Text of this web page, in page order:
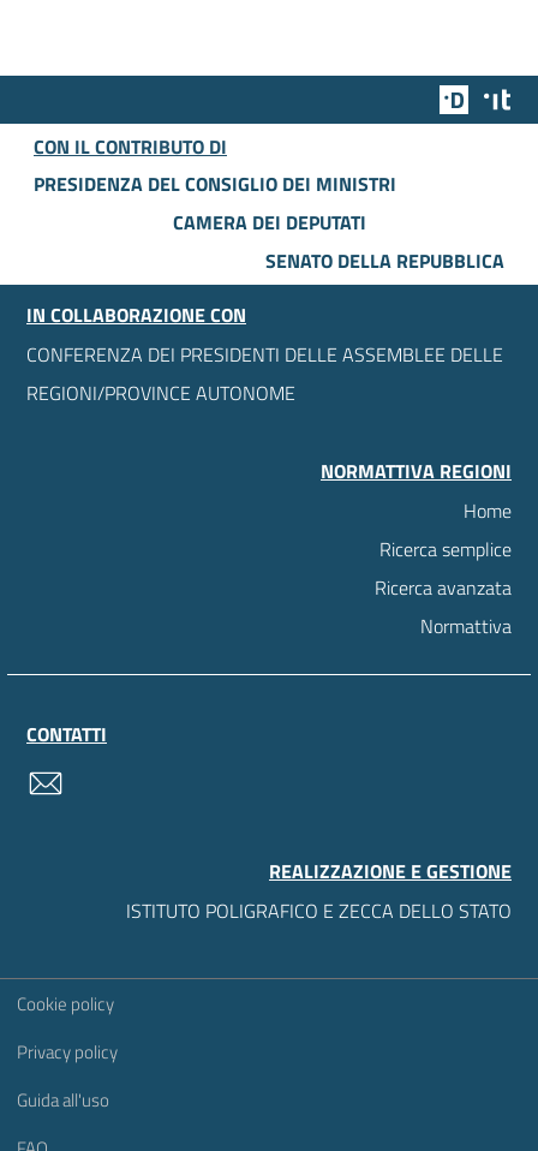
Team
CON IL CONTRIBUTO DI
PRESIDENZA DEL CONSIGLIO DEI MINISTRI
CAMERA DEI DEPUTATI
SENATO DELLA REPUBBLICA
IN COLLABORAZIONE CON
CONFERENZA DEI PRESIDENTI DELLE ASSEMBLEE DELLE
REGIONI/PROVINCE AUTONOME
NORMATTIVA REGIONI
Home
Ricerca semplice
Ricerca avanzata
Normattiva
CONTATTI
REALIZZAZIONE E GESTIONE
ISTITUTO POLIGRAFICO E ZECCA DELLO STATO
Sezione Link Utili
Cookie policy
Privacy policy
Guida all'uso